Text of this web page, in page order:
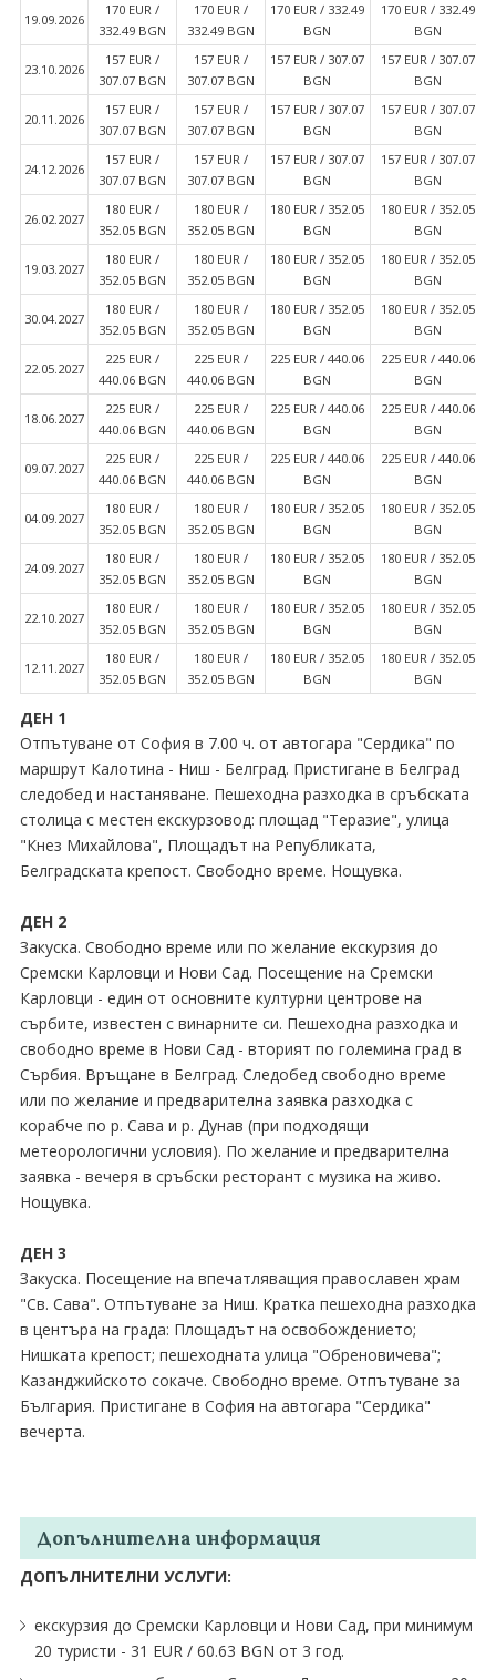
19.09.2026
170 EUR ∕
332.49 BGN
170 EUR ∕
332.49 BGN
170 EUR ∕ 332.49
BGN
170 EUR ∕ 332.49
BGN
23.10.2026
157 EUR ∕
307.07 BGN
157 EUR ∕
307.07 BGN
157 EUR ∕ 307.07
BGN
157 EUR ∕ 307.07
BGN
20.11.2026
157 EUR ∕
307.07 BGN
157 EUR ∕
307.07 BGN
157 EUR ∕ 307.07
BGN
157 EUR ∕ 307.07
BGN
24.12.2026
157 EUR ∕
307.07 BGN
157 EUR ∕
307.07 BGN
157 EUR ∕ 307.07
BGN
157 EUR ∕ 307.07
BGN
26.02.2027
180 EUR ∕
352.05 BGN
180 EUR ∕
352.05 BGN
180 EUR ∕ 352.05
BGN
180 EUR ∕ 352.05
BGN
19.03.2027
180 EUR ∕
352.05 BGN
180 EUR ∕
352.05 BGN
180 EUR ∕ 352.05
BGN
180 EUR ∕ 352.05
BGN
30.04.2027
180 EUR ∕
352.05 BGN
180 EUR ∕
352.05 BGN
180 EUR ∕ 352.05
BGN
180 EUR ∕ 352.05
BGN
22.05.2027
225 EUR ∕
440.06 BGN
225 EUR ∕
440.06 BGN
225 EUR ∕ 440.06
BGN
225 EUR ∕ 440.06
BGN
18.06.2027
225 EUR ∕
440.06 BGN
225 EUR ∕
440.06 BGN
225 EUR ∕ 440.06
BGN
225 EUR ∕ 440.06
BGN
09.07.2027
225 EUR ∕
440.06 BGN
225 EUR ∕
440.06 BGN
225 EUR ∕ 440.06
BGN
225 EUR ∕ 440.06
BGN
04.09.2027
180 EUR ∕
352.05 BGN
180 EUR ∕
352.05 BGN
180 EUR ∕ 352.05
BGN
180 EUR ∕ 352.05
BGN
24.09.2027
180 EUR ∕
352.05 BGN
180 EUR ∕
352.05 BGN
180 EUR ∕ 352.05
BGN
180 EUR ∕ 352.05
BGN
22.10.2027
180 EUR ∕
352.05 BGN
180 EUR ∕
352.05 BGN
180 EUR ∕ 352.05
BGN
180 EUR ∕ 352.05
BGN
12.11.2027
180 EUR ∕
352.05 BGN
180 EUR ∕
352.05 BGN
180 EUR ∕ 352.05
BGN
180 EUR ∕ 352.05
BGN
ДЕН 1
Отпътуване от София в 7.00 ч. от автогара "Сердика" по
маршрут Калотина - Ниш - Белград. Пристигане в Белград
следобед и настаняване. Пешеходна разходка в сръбската
столица с местен екскурзовод: площад "Теразие", улица
"Кнез Михайлова", Площадът на Републиката,
Белградската крепост. Свободно време. Нощувка.
ДЕН 2
Закуска. Свободно време или по желание екскурзия до
Сремски Карловци и Нови Сад. Посещение на Сремски
Карловци - един от основните културни центрове на
сърбите, известен с винарните си. Пешеходна разходка и
свободно време в Нови Сад - вторият по големина град в
Сърбия. Връщане в Белград. Следобед свободно време
или по желание и предварителна заявка разходка с
корабче по р. Сава и р. Дунав (при подходящи
метеорологични условия). По желание и предварителна
заявка - вечеря в сръбски ресторант с музика на живо.
Нощувка.
ДЕН 3
Закуска. Посещение на впечатляващия православен храм
"Св. Сава". Отпътуване за Ниш. Кратка пешеходна разходка
в центъра на града: Площадът на освобождението;
Нишката крепост; пешеходната улица "Обреновичева";
Казанджийското сокаче. Свободно време. Отпътуване за
България. Пристигане в София на автогара "Сердика"
вечерта.
Допълнителна информация
ДОПЪЛНИТЕЛНИ УСЛУГИ:
екскурзия до Сремски Карловци и Нови Сад, при минимум
20 туристи - 31 EUR ∕ 60.63 BGN от 3 год.